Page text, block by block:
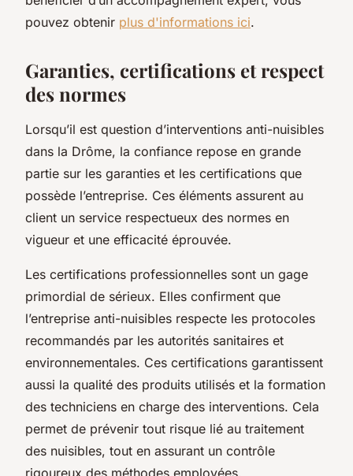
pouvez obtenir plus d'informations ici.
Garanties, certifications et respect
des normes
Lorsqu’il est question d’interventions anti-nuisibles
dans la Drôme, la confiance repose en grande
partie sur les garanties et les certifications que
possède l’entreprise. Ces éléments assurent au
client un service respectueux des normes en
vigueur et une efficacité éprouvée.
Les certifications professionnelles sont un gage
primordial de sérieux. Elles confirment que
l’entreprise anti-nuisibles respecte les protocoles
recommandés par les autorités sanitaires et
environnementales. Ces certifications garantissent
aussi la qualité des produits utilisés et la formation
des techniciens en charge des interventions. Cela
permet de prévenir tout risque lié au traitement
des nuisibles, tout en assurant un contrôle
rigoureux des méthodes employées.